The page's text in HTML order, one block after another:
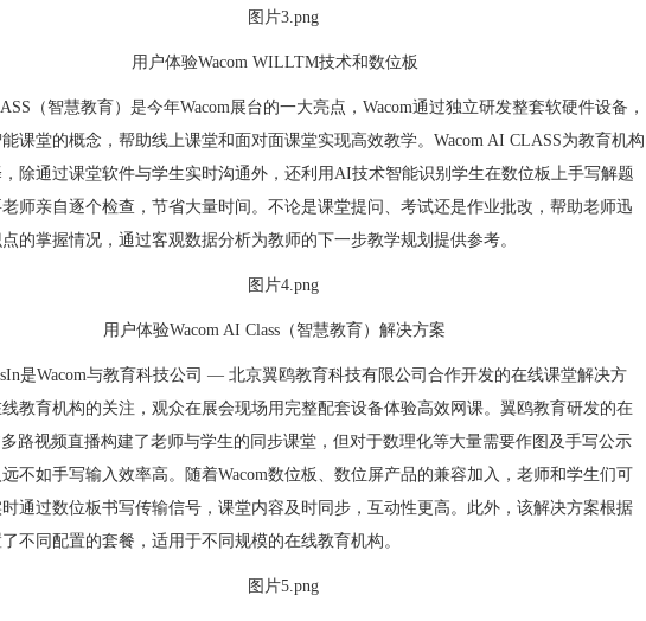
用户体验Wacom WILLTM技术和数位板
（智慧教育）是今年Wacom展台的一大亮点，Wacom通过独立研发整套软硬件设备，
能课堂的概念，帮助线上课堂和面对面课堂实现高效教学。Wacom AI CLASS为教育机构
除通过课堂软件与学生实时沟通外，还利用AI技术智能识别学生在数位板上手写解题
师亲自逐个检查，节省大量时间。不论是课堂提问、考试还是作业批改，帮助老师迅
的掌握情况，通过客观数据分析为教师的下一步教学规划提供参考。
用户体验Wacom AI Class（智慧教育）解决方案
是Wacom与教育科技公司 — 北京翼鸥教育科技有限公司合作开发的在线课堂解决方
教育机构的关注，观众在展会现场用完整配套设备体验高效网课。翼鸥教育研发的在
多路视频直播构建了老师与学生的同步课堂，但对于数理化等大量需要作图及手写公示
不如手写输入效率高。随着Wacom数位板、数位屏产品的兼容加入，老师和学生们可
通过数位板书写传输信号，课堂内容及时同步，互动性更高。此外，该解决方案根据
不同配置的套餐，适用于不同规模的在线教育机构。